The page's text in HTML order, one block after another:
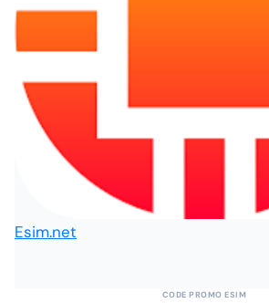
Esim.net
CODE PROMO ESIM